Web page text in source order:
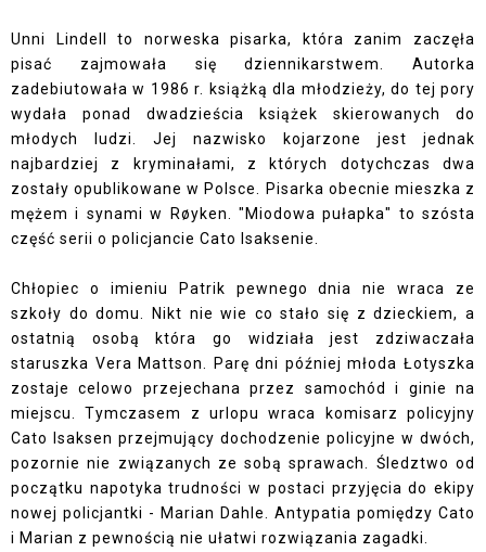
Unni Lindell to norweska pisarka, która zanim zaczęła
pisać zajmowała się dziennikarstwem. Autorka
zadebiutowała w 1986 r. książką dla młodzieży, do tej pory
wydała ponad dwadzieścia książek skierowanych do
młodych ludzi. Jej nazwisko kojarzone jest jednak
najbardziej z kryminałami, z których dotychczas dwa
zostały opublikowane w Polsce. Pisarka obecnie mieszka z
mężem i synami w Røyken. "Miodowa pułapka" to szósta
część serii o policjancie Cato Isaksenie.
Chłopiec o imieniu Patrik pewnego dnia nie wraca ze
szkoły do domu. Nikt nie wie co stało się z dzieckiem, a
ostatnią osobą która go widziała jest zdziwaczała
staruszka Vera Mattson. Parę dni później młoda Łotyszka
zostaje celowo przejechana przez samochód i ginie na
miejscu. Tymczasem z urlopu wraca komisarz policyjny
Cato Isaksen przejmujący dochodzenie policyjne w dwóch,
pozornie nie związanych ze sobą sprawach. Śledztwo od
początku napotyka trudności w postaci przyjęcia do ekipy
nowej policjantki - Marian Dahle. Antypatia pomiędzy Cato
i Marian z pewnością nie ułatwi rozwiązania zagadki.